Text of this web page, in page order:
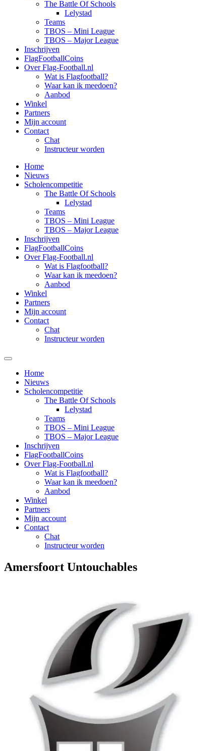
The Battle Of Schools
Lelystad
Teams
TBOS – Mini League
TBOS – Major League
Inschrijven
FlagFootballCoins
Over Flag-Football.nl
Wat is Flagfootball?
Waar kan ik meedoen?
Aanbod
Winkel
Partners
Mijn account
Contact
Chat
Instructeur worden
Home
Nieuws
Scholencompetitie
The Battle Of Schools
Lelystad
Teams
TBOS – Mini League
TBOS – Major League
Inschrijven
FlagFootballCoins
Over Flag-Football.nl
Wat is Flagfootball?
Waar kan ik meedoen?
Aanbod
Winkel
Partners
Mijn account
Contact
Chat
Instructeur worden
Home
Nieuws
Scholencompetitie
The Battle Of Schools
Lelystad
Teams
TBOS – Mini League
TBOS – Major League
Inschrijven
FlagFootballCoins
Over Flag-Football.nl
Wat is Flagfootball?
Waar kan ik meedoen?
Aanbod
Winkel
Partners
Mijn account
Contact
Chat
Instructeur worden
Amersfoort Untouchables